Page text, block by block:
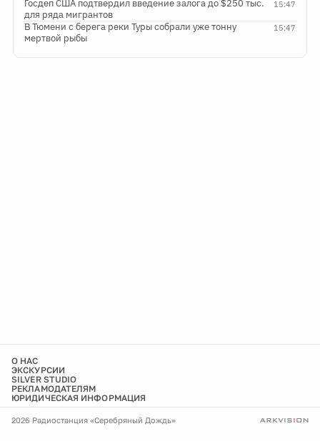
15:47
Госдеп США подтвердил введение залога до $250 тыс.
для ряда мигрантов
15:47
В Тюмени с берега реки Туры собрали уже тонну
мертвой рыбы
О НАС
ЭКСКУРСИИ
SILVER STUDIO
РЕКЛАМОДАТЕЛЯМ
ЮРИДИЧЕСКАЯ ИНФОРМАЦИЯ
2026 Радиостанция «Серебряный Дождь»